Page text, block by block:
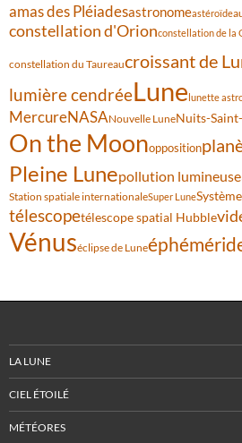
amas des Pléiadesastronomeastéroïde
constellation d'Orionconstellation de la
constellation du Taureaucroissant de
lumière cendréeLunelunette
MercureNASANouvelle LuneNuits-
On the Moonopposition
Pleine Lunepollution lumineuse
Station spatiale internationaleSuper Lune
télescopetélescope spatial Hubble
Vénuséclipse de Lune
LA LUNE
CIEL ÉTOILÉ
MÉTÉORES